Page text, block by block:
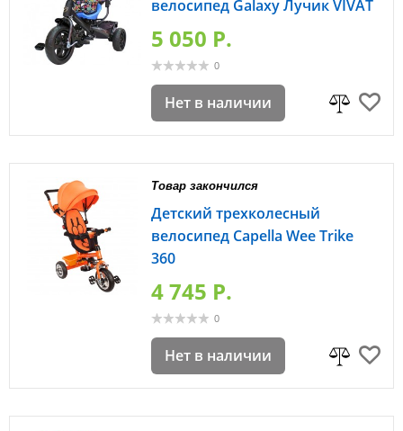
велосипед Galaxy Лучик VIVAT
5 050 P.
0
Нет в наличии
Товар закончился
Детский трехколесный
велосипед Capella Wee Trike
360
4 745 P.
0
Нет в наличии